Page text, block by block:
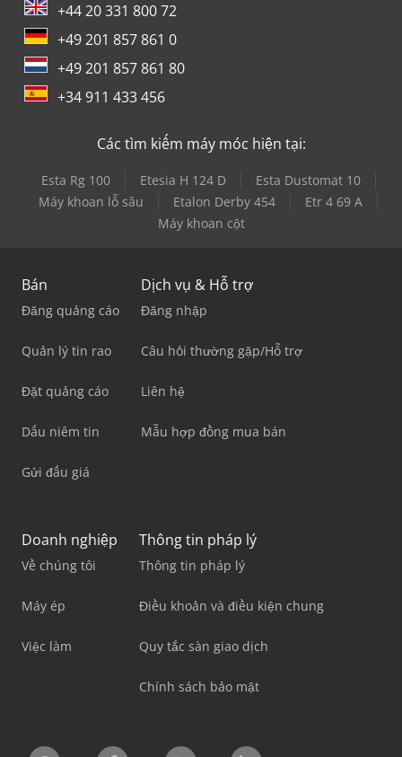
+44 20 331 800 72
+49 201 857 861 0
+49 201 857 861 80
+34 911 433 456
Các tìm kiếm máy móc hiện tại:
Esta Rg 100 Etesia H 124 D
Esta Dustomat 10
Máy khoan lỗ sâu
Etalon Derby 454
Etr 4 69 A
Máy khoan cột
Bán
Đăng quảng cáo
Quản lý tin rao
Đặt quảng cáo
Dấu niêm tin
Gửi đấu giá
Dịch vụ & Hỗ trợ
Đăng nhập
Câu hỏi thường gặp/Hỗ trợ
Liên hệ
Mẫu hợp đồng mua bán
Doanh nghiệp
Về chúng tôi
Máy ép
Việc làm
Thông tin pháp lý
Thông tin pháp lý
Điều khoản và điều kiện chung
Quy tắc sàn giao dịch
Chính sách bảo mật